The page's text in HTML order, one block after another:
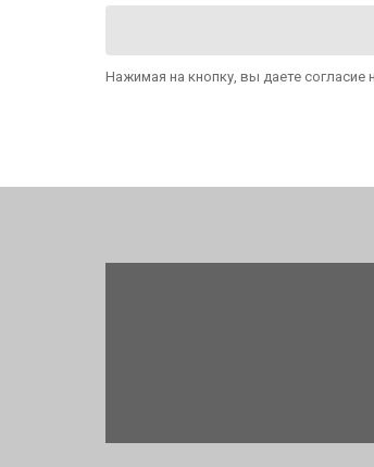
Нажимая на кнопку, вы даете согласие